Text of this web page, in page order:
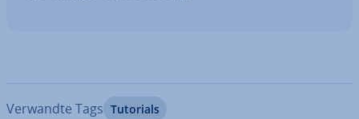
Verwandte Tags Tutorials